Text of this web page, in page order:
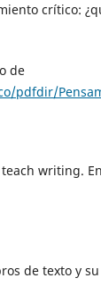
crítico:
de
pdfdir/
writing.
de texto y